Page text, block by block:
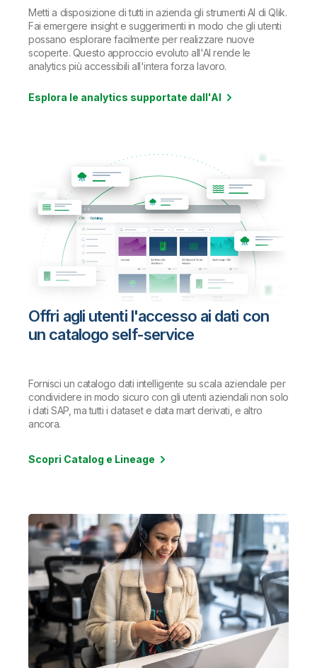
Metti a disposizione di tutti in azienda gli strumenti AI di Qlik.
Fai emergere insight e suggerimenti in modo che gli utenti
possano esplorare facilmente per realizzare nuove
scoperte. Questo approccio evoluto all'AI rende le
analytics più accessibili all'intera forza lavoro.
Esplora le analytics supportate dall'AI
Offri agli utenti l'accesso ai dati con
un catalogo self-service
Fornisci un catalogo dati intelligente su scala aziendale per
condividere in modo sicuro con gli utenti aziendali non solo
i dati SAP, ma tutti i dataset e data mart derivati, e altro
ancora.
Scopri Catalog e Lineage